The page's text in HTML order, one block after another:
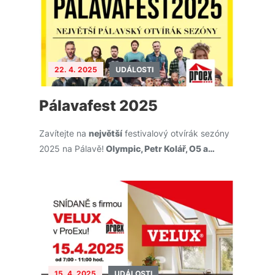
22. 4. 2025 UDÁLOSTI
Pálavafest 2025
Zavítejte na největší festivalový otvírák sezóny
2025 na Pálavě! Olympic, Petr Kolář, O5 a…